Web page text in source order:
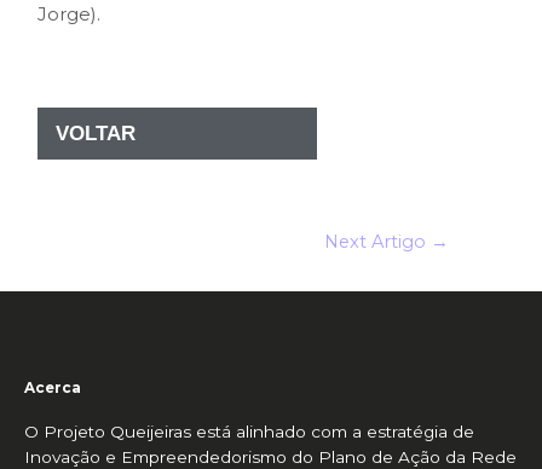
Jorge).
VOLTAR
Next Artigo →
Acerca
O Projeto Queijeiras está alinhado com a estratégia de
Inovação e Empreendedorismo do Plano de Ação da Rede